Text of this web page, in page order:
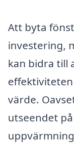
Att byta
investering,
kan bidra till
värde.
utseendet